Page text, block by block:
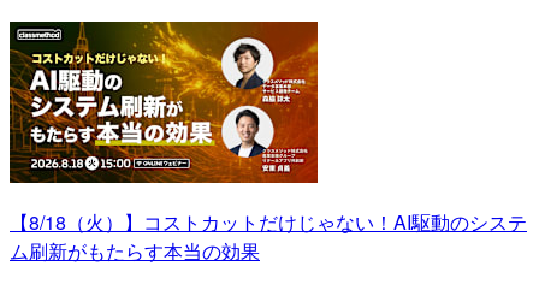
【8/18（火）】コストカットだけじゃない！AI駆動のシステ
ム刷新がもたらす本当の効果